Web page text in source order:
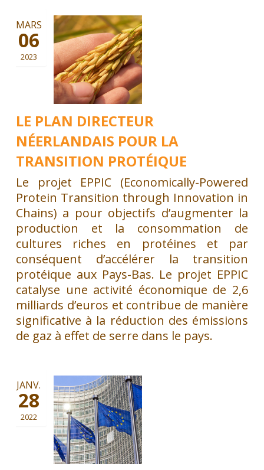
LE PLAN DIRECTEUR
NÉERLANDAIS POUR LA
TRANSITION PROTÉIQUE
MARS
06
2023
Le projet EPPIC (Economically-Powered
Protein Transition through Innovation in
Chains) a pour objectifs d’augmenter la
production et la consommation de
cultures riches en protéines et par
conséquent d’accélérer la transition
protéique aux Pays-Bas. Le projet EPPIC
catalyse une activité économique de 2,6
milliards d’euros et contribue de manière
significative à la réduction des émissions
de gaz à effet de serre dans le pays.
JANV.
28
2022